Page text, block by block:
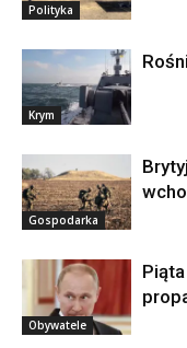
Polityka
Krym
Gospodarka
Obywatele